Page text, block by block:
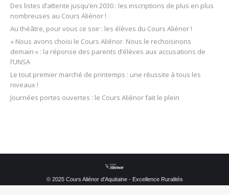
Des listes d’attente jusqu’en 2030 : les inscriptions de plus en plus
nombreuses au Cours Aliénor !
Au théâtre, pour vous ce soir : les élèves du Cours Aliénor !
« Nous avons choisi le Cours Aliénor. Nous le rechoisirions
demain » : la réponse des parents d’élèves aux accusations de
l’UNSA
Le tout premier marché de printemps : une réussite à tous les
niveaux !
Journées portes ouvertes : le Cours Aliénor fait le plein
© 2025 Cours Aliénor d'Aquitaine - Excellence Ruralités